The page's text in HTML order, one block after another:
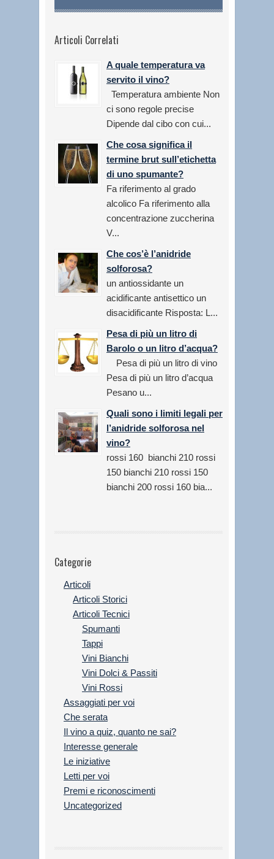
Articoli Correlati
A quale temperatura va
servito il vino?
Temperatura ambiente Non
ci sono regole precise
Dipende dal cibo con cui...
Che cosa significa il
termine brut sull’etichetta
di uno spumante?
Fa riferimento al grado
alcolico Fa riferimento alla
concentrazione zuccherina
V...
Che cos’è l’anidride
solforosa?
un antiossidante un
acidificante antisettico un
disacidificante Risposta: L...
Pesa di più un litro di
Barolo o un litro d’acqua?
Pesa di più un litro di vino
Pesa di più un litro d’acqua
Pesano u...
Quali sono i limiti legali per
l’anidride solforosa nel
vino?
rossi 160 bianchi 210 rossi
150 bianchi 210 rossi 150
bianchi 200 rossi 160 bia...
Categorie
Articoli
Articoli Storici
Articoli Tecnici
Spumanti
Tappi
Vini Bianchi
Vini Dolci & Passiti
Vini Rossi
Assaggiati per voi
Che serata
Il vino a quiz, quanto ne sai?
Interesse generale
Le iniziative
Letti per voi
Premi e riconoscimenti
Uncategorized